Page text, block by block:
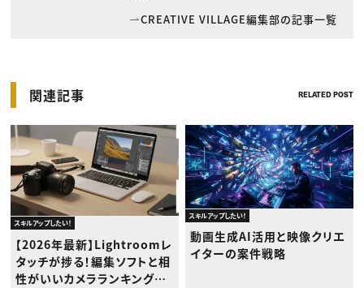
CREATIVE VILLAGE編集部の記事一覧
関連記事 RELATED POST
スキルアップしたい！
【2026年最新】Lightroomレ
タッチが捗る！編集ソフトと相
性がいいカメラランキング｜
スキルアップしたい！
動画生成AI活用と映像クリエ
イターの案件戦略